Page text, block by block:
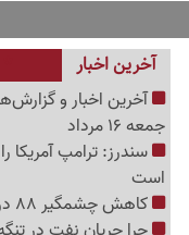
آخرین اخبار
آخرین اخبار و
جمعه 16 مرداد
سندرز: ترامپ
است
کاهش چشمگیر 88 درصدی آتش‌سوزی در مناطق محیط‌زیستی